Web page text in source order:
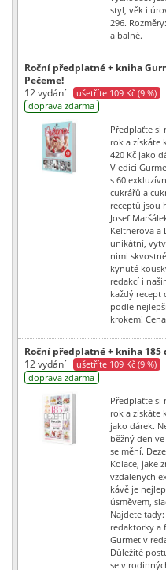
styl, věk i
296.
a balné.
Roční předplatné + kniha
Pečeme!
12 vydání
ušetříte 109 Kč (9 %)
doprava zdarma
Předplaťte si
rok a získáte
420 Kč jako
V edici
s 60
cukrářů a
receptů jsou
Josef
Keltnerova a
unikátní,
nimi
kynuté
redakcí i
každý recept
podle
krokem!
Roční předplatné + kniha 185
12 vydání
ušetříte 109 Kč (9 %)
doprava zdarma
Předplaťte si
rok a získáte
jako dárek.
běžný den
se mění.
Kolace, jake
vzdalenych
kávě je
úsměvem,
Najdete
redaktorky a
Gurmet v
Důležité
se v